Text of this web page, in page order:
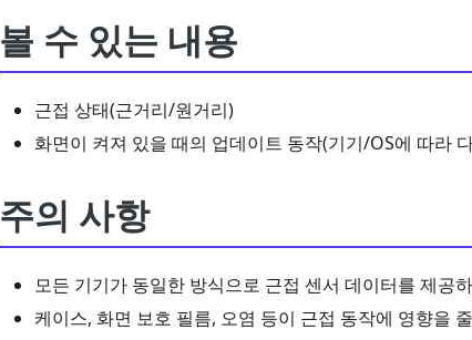
볼 수 있는 내용
근접 상태(근거리/원거리)
화면이 켜져 있을 때의 업데이트 동작(기기/OS에 따라
주의 사항
모든 기기가 동일한 방식으로 근접 센서 데이터를 제공
케이스, 화면 보호 필름, 오염 등이 근접 동작에 영향을